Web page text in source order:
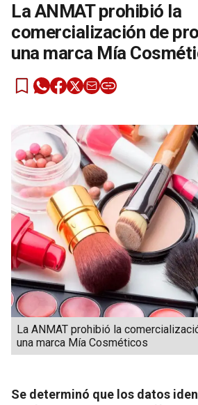
La ANMAT prohibió la
comercialización de
una marca Mía
La ANMAT prohibió la
una marca Mía Cosméticos
Se determinó que los datos